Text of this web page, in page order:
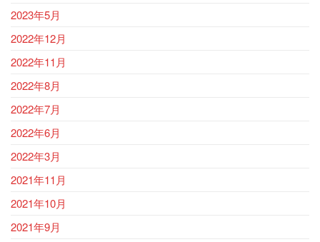
2023年5月
2022年12月
2022年11月
2022年8月
2022年7月
2022年6月
2022年3月
2021年11月
2021年10月
2021年9月